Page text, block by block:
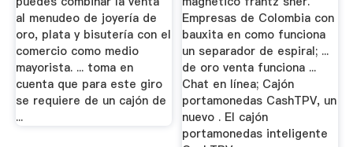
al menudeo de joyería de
oro, plata y bisutería con el
comercio como medio
mayorista. ... toma en
cuenta que para este giro
se requiere de un cajón de
...
Empresas de Colombia con
bauxita en como funciona
un separador de espiral; ...
de oro venta funciona ...
Chat en línea; Cajón
portamonedas CashTPV, un
nuevo . El cajón
portamonedas inteligente